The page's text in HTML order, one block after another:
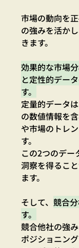
市場の動向を
の強みを活か
きます。
効果的な市場
と定性的デー
す。
定量的データ
の数値情報を
や市場のトレ
す。
この2つのデー
洞察を得るこ
ます。
そして、競合
す。
競合他社の強
ポジショニン